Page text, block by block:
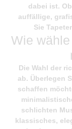
dabei ist.
auffällige,
Sie
Wie
Die Wahl der
ab. Überlegen
schaffen
schlichten
klassisches,